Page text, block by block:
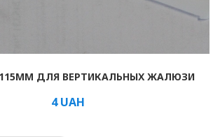
ДЛЯ ВЕРТИКАЛЬНЫХ ЖАЛЮЗИ
4UAH